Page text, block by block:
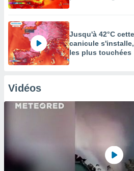
Jusqu'à 42°C
canicule
les plus touchées
Vidéos